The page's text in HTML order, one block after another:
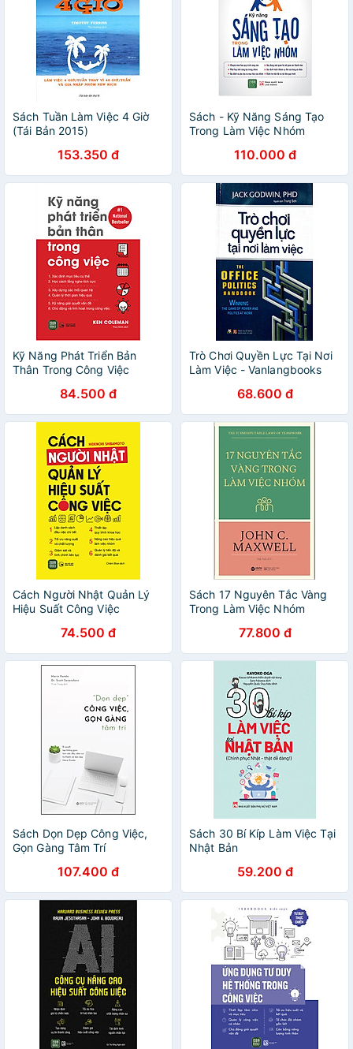
Sách Tuần Làm Việc 4 Giờ
(Tái Bản 2015)
153.350 đ
Sách - Kỹ Năng Sáng Tạo
Trong Làm Việc Nhóm
110.000 đ
Kỹ Năng Phát Triển Bản
Thân Trong Công Việc
84.500 đ
Trò Chơi Quyền Lực Tại Nơi
Làm Việc - Vanlangbooks
68.600 đ
Cách Người Nhật Quản Lý
Hiệu Suất Công Việc
74.500 đ
Sách 17 Nguyên Tắc Vàng
Trong Làm Việc Nhóm
77.800 đ
Sách Dọn Dẹp Công Việc,
Gọn Gàng Tâm Trí
107.400 đ
Sách 30 Bí Kíp Làm Việc Tại
Nhật Bản
59.200 đ